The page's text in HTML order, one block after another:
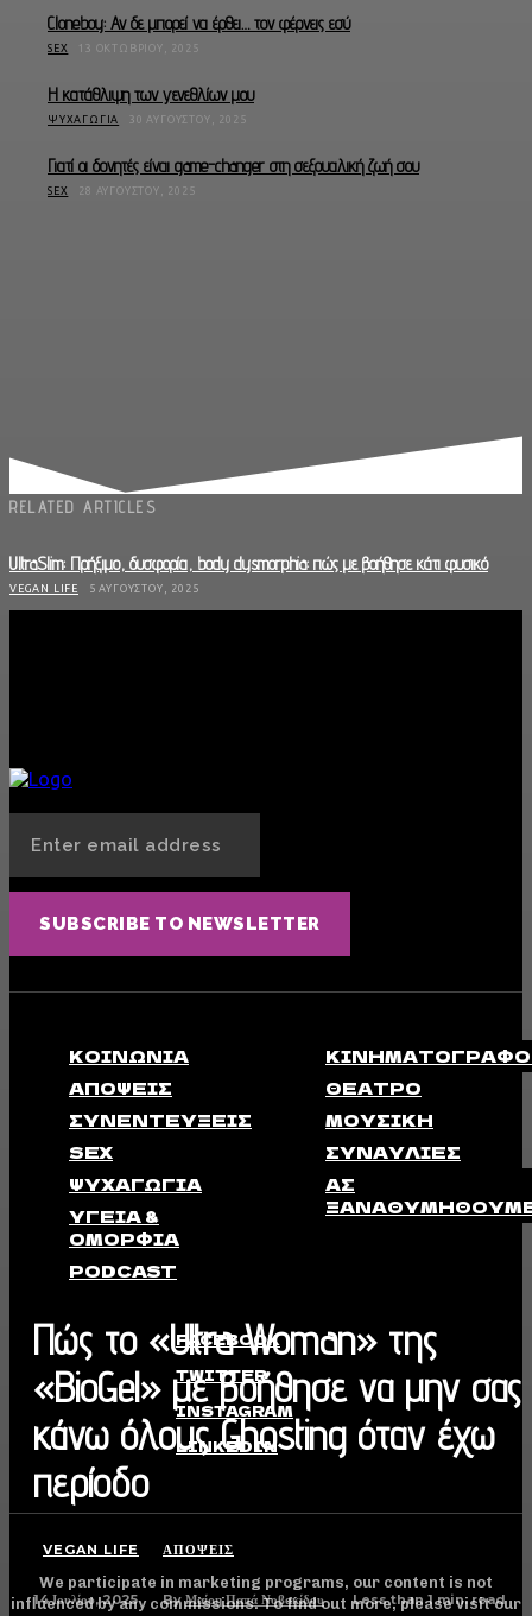
Πώς το «Ultra Woman» της
«BioGel» με βοήθησε να μην σας
κάνω όλους Ghosting όταν έχω
περίοδο
VEGAN LIFE ΑΠΟΨΕΙΣ
14 Ιουλίου, 2025 By Μαίρη Παπά Νοβακίδου Less than 1min. read
Cloneboy: Αν δε μπορεί να έρθει… τον φέρνεις εσύ
SEX 13 ΟΚΤΩΒΡΊΟΥ, 2025
Η κατάθλιψη των γενεθλίων μου
ΨΥΧΑΓΩΓΊΑ 30 ΑΥΓΟΎΣΤΟΥ, 2025
Γιατί οι δονητές είναι game-changer στη σεξουαλική ζωή σου
SEX 28 ΑΥΓΟΎΣΤΟΥ, 2025
RELATED ARTICLES
UltraSlim: Πρήξιμο, δυσφορία, body dysmorphia: πώς με βοήθησε κάτι φυσικό
VEGAN LIFE 5 ΑΥΓΟΎΣΤΟΥ, 2025
SUBSCRIBE TO NEWSLETTER
ΚΟΙΝΩΝΊΑ
ΑΠΟΨΕΙΣ
ΣΥΝΕΝΤΕΎΞΕΙΣ
SEX
ΨΥΧΑΓΩΓΊΑ
ΥΓΕΊΑ &
ΟΜΟΡΦΙΆ
PODCAST
ΘΈΑΤΡΟ
ΜΟΥΣΙΚΉ
ΣΥΝΑΥΛΊΕΣ
ΑΣ
FACEBOOK
TWITTER
INSTAGRAM
LINKEDIN
We participate in marketing programs, our content is not
influenced by any commissions. To find out more, please visit our